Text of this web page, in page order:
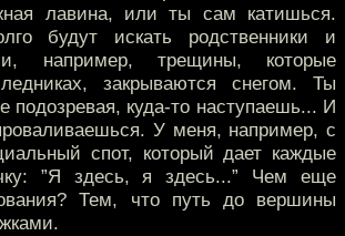
лавина, или ты сам катишься.
будут искать родственники и
например, трещины, которые
закрываются снегом. Ты
подозревая, куда-то наступаешь... И
У меня, например, с
спот, который дает каждые
”Я здесь, я здесь...” Чем еще
Тем, что путь до вершины